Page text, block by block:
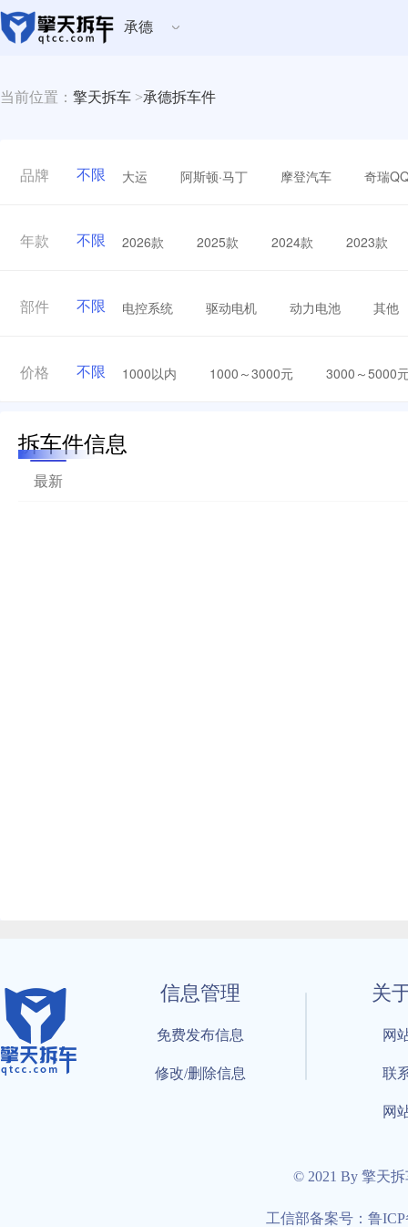
承德
当前位置： 擎天拆车 >承德拆车件
品牌 不限 大运 阿斯顿·马丁 摩登汽车 奇瑞
年款 不限 2026款 2025款 2024款 2023款
部件 不限 电控系统 驱动电机 动力电池 其他
价格 不限 1000以内 1000～3000元 3000～5000
拆车件信息
最新
信息管理
免费发布信息
修改/删除信息
关
网
联
网
© 2021 By 擎天
工信部备案号：鲁